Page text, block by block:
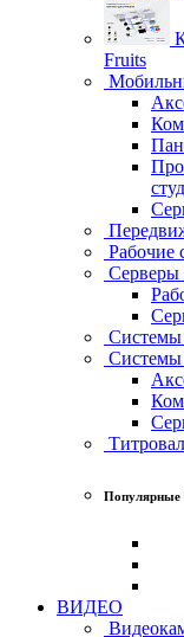
Fruits
Рабочие
Серверы
Системы
Популярные
ВИДЕО